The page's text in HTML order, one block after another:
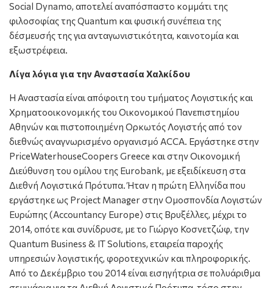
Social Dynamo, αποτελεί αναπόσπαστο κομμάτι της
φιλοσοφίας της Quantum και φυσική συνέπεια της
δέσμευσής της για ανταγωνιστικότητα, καινοτομία και
εξωστρέφεια.
Λίγα λόγια για την Αναστασία Χαλκίδου
Η Αναστασία είναι απόφοιτη του τμήματος Λογιστικής και
Χρηματοοικονομικής του Οικονομικού Πανεπιστημίου
Αθηνών και πιστοποιημένη Ορκωτός Λογιστής από τον
διεθνώς αναγνωρισμένο οργανισμό ACCA. Εργάστηκε στην
PriceWaterhouseCoopers Greece και στην Οικονομική
Διεύθυνση του ομίλου της Eurobank, με εξειδίκευση στα
Διεθνή Λογιστικά Πρότυπα. Ήταν η πρώτη Ελληνίδα που
εργάστηκε ως Project Manager στην Ομοσπονδία Λογιστών
Ευρώπης (Accountancy Europe) στις Βρυξέλλες, μέχρι το
2014, οπότε και συνίδρυσε, με το Γιώργο Κοσνετζώφ, την
Quantum Business & IT Solutions, εταιρεία παροχής
υπηρεσιών λογιστικής, φοροτεχνικών και πληροφορικής.
Από το Δεκέμβριο του 2014 είναι εισηγήτρια σε πολυάριθμα